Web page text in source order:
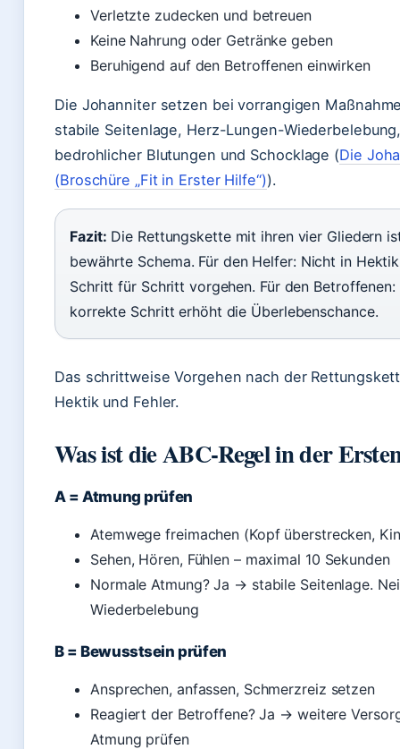
Verletzte zudecken und betreuen
Keine Nahrung oder Getränke geben
Beruhigend auf den Betroffenen einwirken
Die Johanniter setzen bei vorrangigen
stabile Seitenlage, Herz-Lungen-
bedrohlicher Blutungen und Schocklage (Die
(Broschüre „Fit in Erster Hilfe“)).
Fazit: Die Rettungskette mit ihren vier Gliedern
bewährte Schema. Für den Helfer: Nicht in
Schritt für Schritt vorgehen. Für den Betroffenen:
korrekte Schritt erhöht die Überlebenschance.
Das schrittweise Vorgehen nach der
Hektik und Fehler.
Was ist die ABC-Regel in der
A = Atmung prüfen
Atemwege freimachen (Kopf überstrecken,
Sehen, Hören, Fühlen – maximal 10 Sekunden
Normale Atmung? Ja → stabile Seitenlage.
Wiederbelebung
B = Bewusstsein prüfen
Ansprechen, anfassen, Schmerzreiz setzen
Reagiert der Betroffene? Ja → weitere
Atmung prüfen